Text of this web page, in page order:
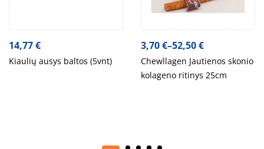
14,77€
Kiaulių ausys baltos (5vnt)
3,70€–52,50€
Chewllagen Jautienos skonio
kolageno ritinys 25cm